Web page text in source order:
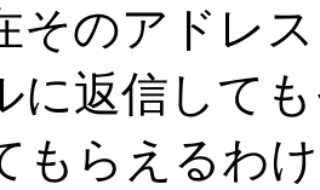
そのアドレ
に返信して
もらえるわ